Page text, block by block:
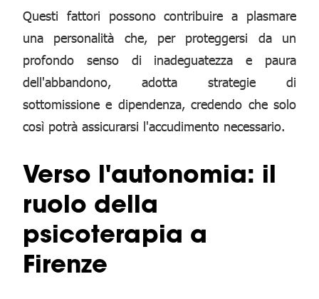
Questi fattori possono contribuire a plasmare
una personalità che, per proteggersi da un
profondo senso di inadeguatezza e paura
dell'abbandono, adotta strategie di
sottomissione e dipendenza, credendo che solo
così potrà assicurarsi l'accudimento necessario.
Verso l'autonomia: il
ruolo della
psicoterapia a
Firenze